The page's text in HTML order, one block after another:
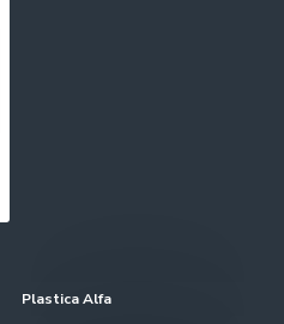
Plastica Alfa